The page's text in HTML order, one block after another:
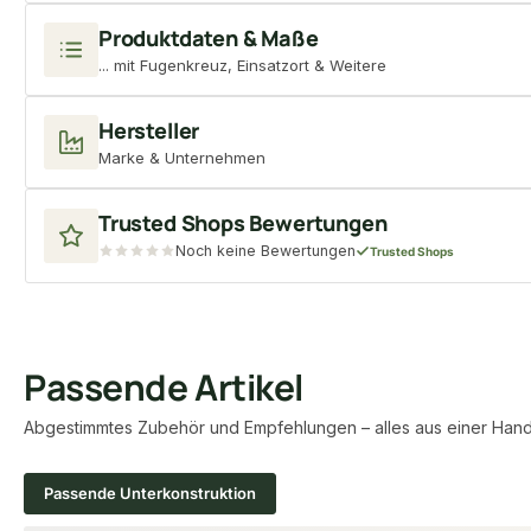
Produktdaten & Maße
... mit Fugenkreuz, Einsatzort & Weitere
Hersteller
Marke & Unternehmen
Trusted Shops Bewertungen
Noch keine Bewertungen Trusted Shops
Passende Artikel
Abgestimmtes Zubehör und Empfehlungen – alles aus einer
Passende Unterkonstruktion